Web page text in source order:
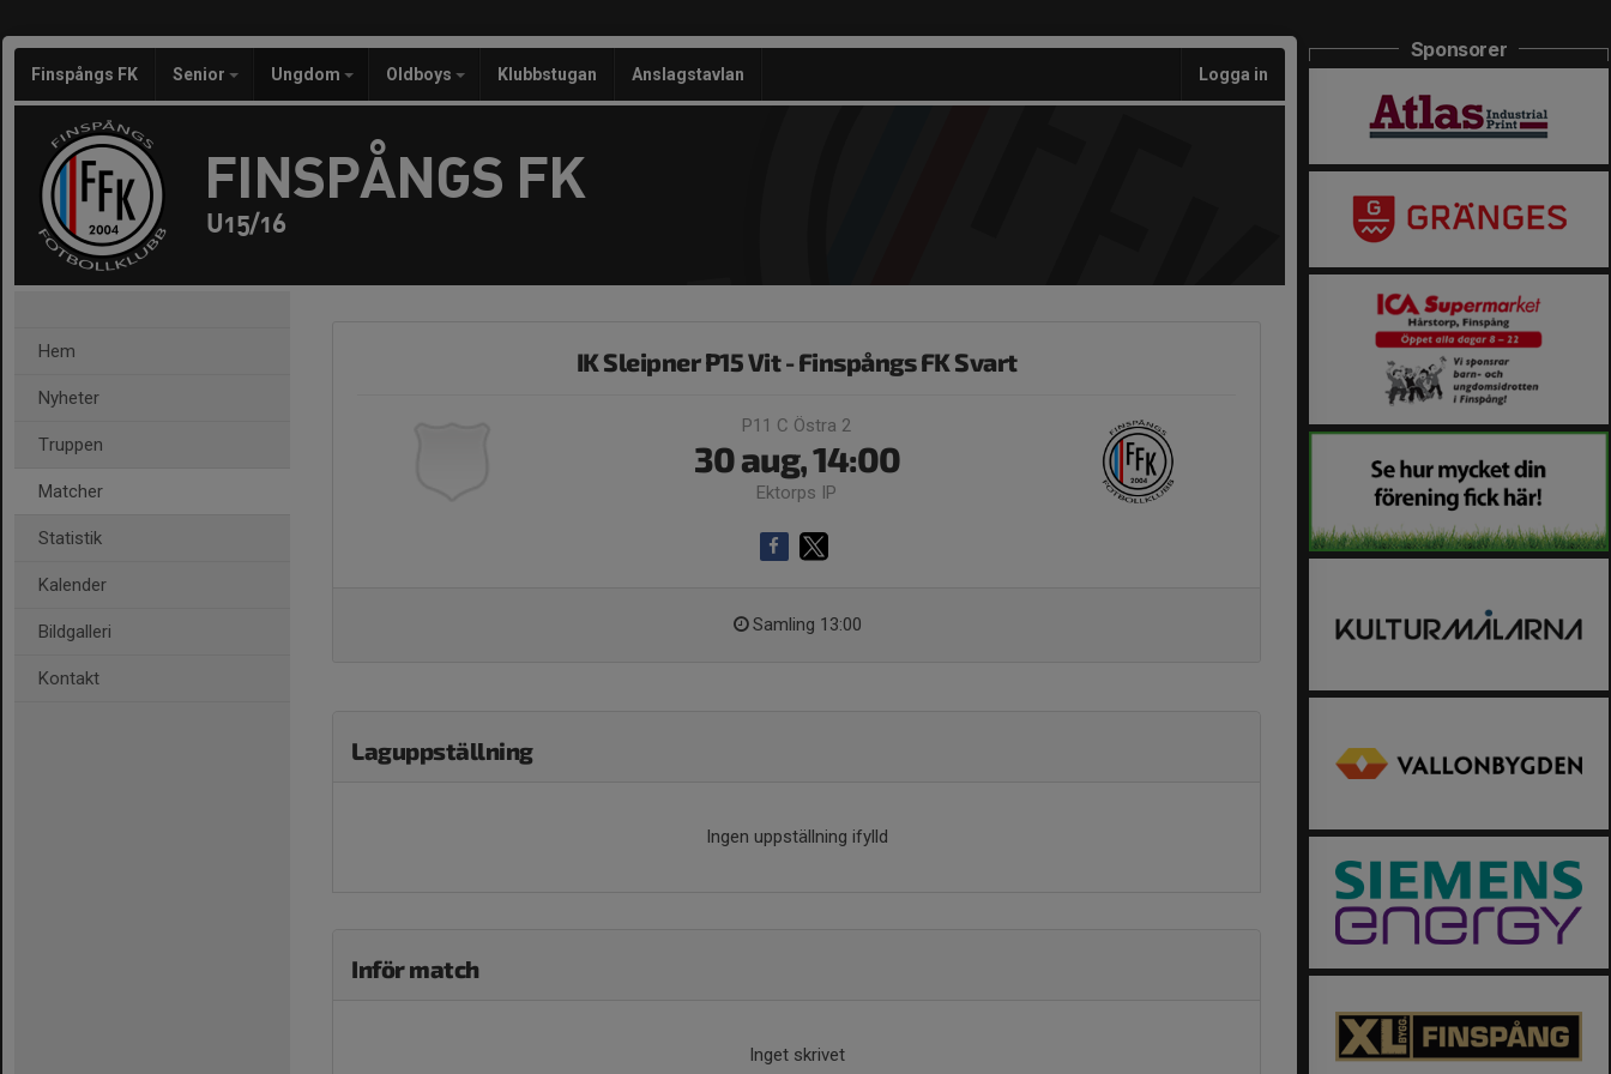
Finspångs FK Senior Ungdom Oldboys Klubbstugan Anslagstavlan Logga in
FINSPÅNGS FK
U15/16
Hem
Nyheter
Truppen
Matcher
Statistik
Kalender
Bildgalleri
Kontakt
IK Sleipner P15 Vit - Finspångs FK Svart
P11 C Östra 2
30 aug, 14:00
Ektorps IP
Samling 13:00
Laguppställning
Ingen uppställning ifylld
Inför match
Inget skrivet
Sponsorer